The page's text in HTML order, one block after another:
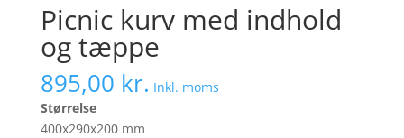
Picnic kurv med indhold
og tæppe
895,00 kr. Inkl. moms
Størrelse
400x290x200 mm